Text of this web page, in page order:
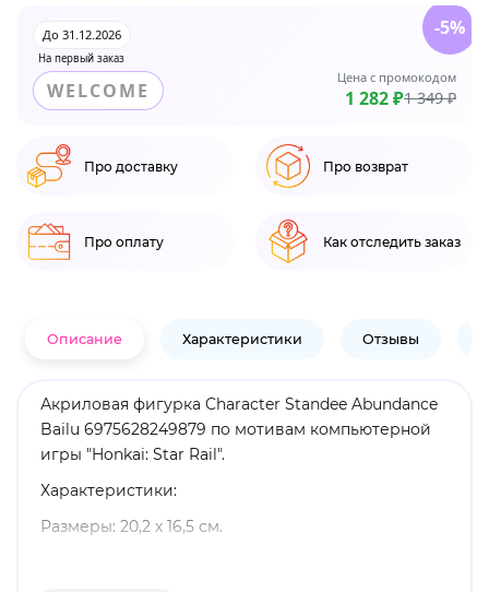
На первый заказ
До 31.12.2026
WELCOME
Цена с промокодом
1 282 ₽1 349 ₽
-5%
Про доставку Про возврат
Про оплату Как отследить заказ
Описание Характеристики Отзывы
Акриловая фигурка Character Standee Abundance
Bailu 6975628249879 по мотивам компьютерной
игры "Honkai: Star Rail".
Характеристики:
Размеры: 20,2 х 16,5 см.